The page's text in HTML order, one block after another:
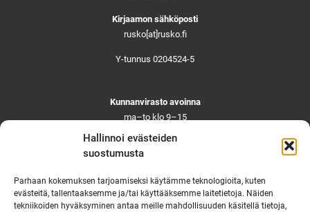
Hallinnoi evästeiden
suostumusta
Parhaan kokemuksen tarjoamiseksi käytämme teknologioita, kuten
evästeitä, tallentaaksemme ja/tai käyttääksemme laitetietoja. Näiden
tekniikoiden hyväksyminen antaa meille mahdollisuuden käsitellä tietoja,
Kirjaamon sähköposti
rusko[at]rusko.fi
Y-tunnus 0204524-5
Kunnanvirasto avoinna
ma–to klo 9–15
pe ja aattoina klo 9–14
Suljettuna ma–pe klo 11–12